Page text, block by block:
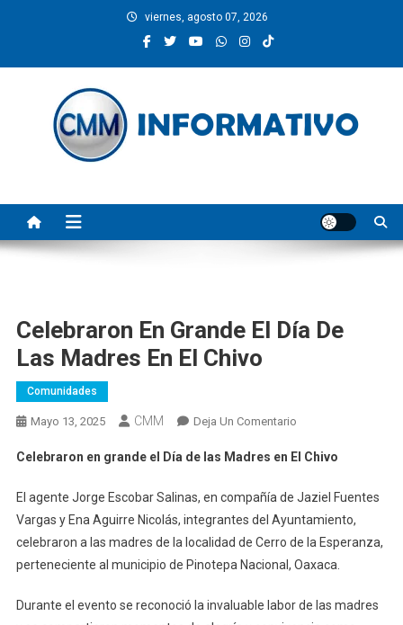
viernes, agosto 07, 2026
Celebraron En Grande El Día De
Las Madres En El Chivo
Comunidades
Mayo 13, 2025 CMM Deja Un ComentarioEn
En
El
Día
De
Las
En
Celebraron en grande el Día de las Madres en El Chivo
El agente Jorge Escobar Salinas, en compañía de Jaziel Fuentes
Vargas y Ena Aguirre Nicolás, integrantes del Ayuntamiento,
celebraron a las madres de la localidad de Cerro de la Esperanza,
perteneciente al municipio de Pinotepa Nacional, Oaxaca.
Durante el evento se reconoció la invaluable labor de las madres